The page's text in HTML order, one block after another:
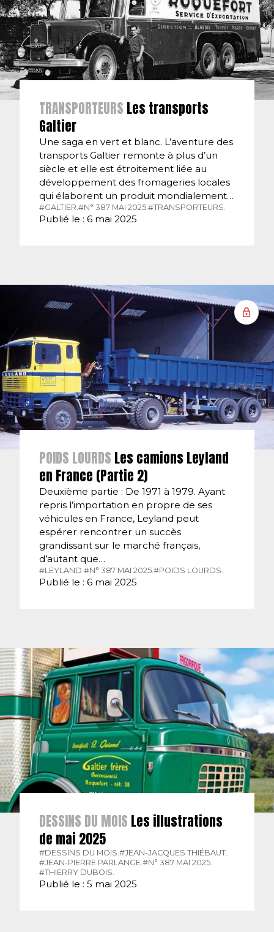
TRANSPORTEURS Les transports
Galtier
Une saga en vert et blanc. L’aventure des
transports Galtier remonte à plus d’un
siècle et elle est étroitement liée au
développement des fromageries locales
qui élaborent un produit mondialement…
#GALTIER.#N° 387 MAI 2025.#TRANSPORTEURS.
Publié le : 6 mai 2025
POIDS LOURDS Les camions Leyland
en France (Partie 2)
Deuxième partie : De 1971 à 1979. Ayant
repris l’importation en propre de ses
véhicules en France, Leyland peut
espérer rencontrer un succès
grandissant sur le marché français,
d’autant que…
#LEYLAND. #N° 387 MAI 2025. #POIDS LOURDS.
Publié le : 6 mai 2025
DESSINS DU MOIS Les illustrations
de mai 2025
#DESSINS DU MOIS. #JEAN-JACQUES THIÉBAUT.
#JEAN-PIERRE PARLANGE. #N° 387 MAI 2025.
#THIERRY DUBOIS.
Publié le : 5 mai 2025